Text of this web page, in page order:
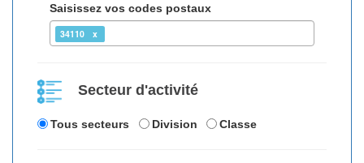
Saisissez vos codes postaux
34110
Secteur d'activité
Tous secteurs Division Classe